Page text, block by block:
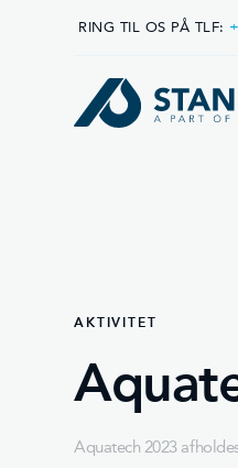
RING TIL OS PÅ TLF:
AKTIVITET
Aquatech 2023